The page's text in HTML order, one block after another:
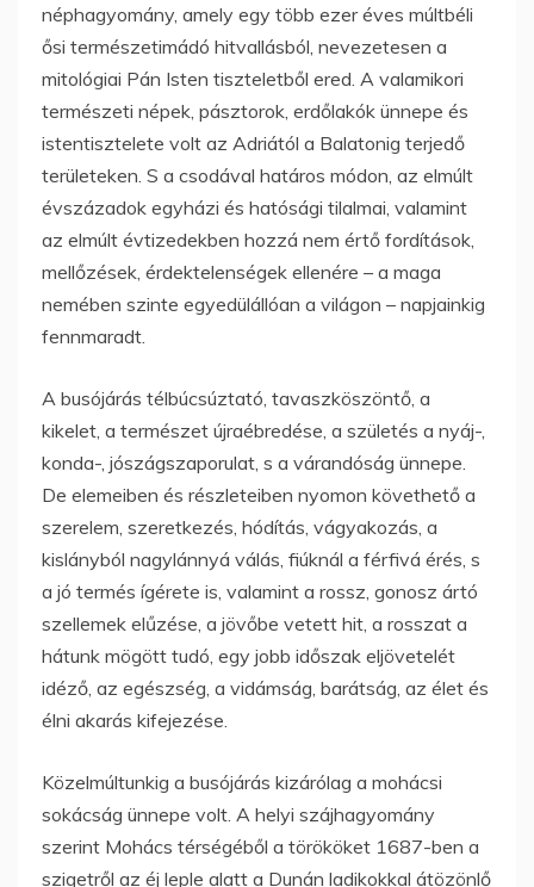
néphagyomány, amely egy több ezer éves múltbéli
ősi természetimádó hitvallásból, nevezetesen a
mitológiai Pán Isten tiszteletből ered. A valamikori
természeti népek, pásztorok, erdőlakók ünnepe és
istentisztelete volt az Adriától a Balatonig terjedő
területeken. S a csodával határos módon, az elmúlt
évszázadok egyházi és hatósági tilalmai, valamint
az elmúlt évtizedekben hozzá nem értő fordítások,
mellőzések, érdektelenségek ellenére – a maga
nemében szinte egyedülállóan a világon – napjainkig
fennmaradt.
A busójárás télbúcsúztató, tavaszköszöntő, a
kikelet, a természet újraébredése, a születés a nyáj-,
konda-, jószágszaporulat, s a várandóság ünnepe.
De elemeiben és részleteiben nyomon követhető a
szerelem, szeretkezés, hódítás, vágyakozás, a
kislányból nagylánnyá válás, fiúknál a férfivá érés, s
a jó termés ígérete is, valamint a rossz, gonosz ártó
szellemek elűzése, a jövőbe vetett hit, a rosszat a
hátunk mögött tudó, egy jobb időszak eljövetelét
idéző, az egészség, a vidámság, barátság, az élet és
élni akarás kifejezése.
Közelmúltunkig a busójárás kizárólag a mohácsi
sokácság ünnepe volt. A helyi szájhagyomány
szerint Mohács térségéből a törököket 1687-ben a
szigetről az éj leple alatt a Dunán ladikokkal átözönlő